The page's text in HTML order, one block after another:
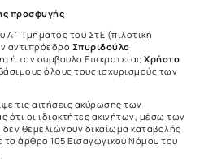
προσφυγής
Α΄ Τμήματος του ΣτΕ (πιλοτική
αντιπρόεδρο Σπυριδούλα
τον σύμβουλο Επικρατείας Χρήστο
όλους τους ισχυρισμούς των
τις αιτήσεις ακύρωσης των
ότι οι ιδιοκτήτες ακινήτων, μέσω των
δεν θεμελιώνουν δικαίωμα καταβολής
άρθρο 105 Εισαγωγικού Νόμου του